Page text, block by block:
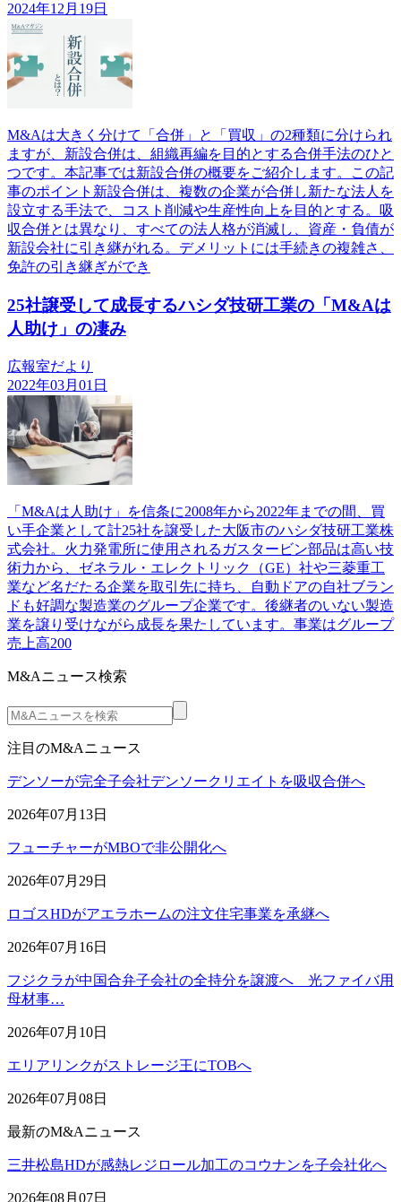
2024年12月19日
M&Aは大きく分けて「合併」と「買収」の2種類に分けられ
ますが、新設合併は、組織再編を目的とする合併手法のひと
つです。本記事では新設合併の概要をご紹介します。この記
事のポイント新設合併は、複数の企業が合併し新たな法人を
設立する手法で、コスト削減や生産性向上を目的とする。吸
収合併とは異なり、すべての法人格が消滅し、資産・負債が
新設会社に引き継がれる。デメリットには手続きの複雑さ、
免許の引き継ぎができ
25社譲受して成長するハシダ技研工業の「M&Aは
人助け」の凄み
広報室だより
2022年03月01日
「M&Aは人助け」を信条に2008年から2022年までの間、買
い手企業として計25社を譲受した大阪市のハシダ技研工業株
式会社。火力発電所に使用されるガスタービン部品は高い技
術力から、ゼネラル・エレクトリック（GE）社や三菱重工
業など名だたる企業を取引先に持ち、自動ドアの自社ブラン
ドも好調な製造業のグループ企業です。後継者のいない製造
業を譲り受けながら成長を果たしています。事業はグループ
売上高200
M&Aニュース検索
注目のM&Aニュース
デンソーが完全子会社デンソークリエイトを吸収合併へ
2026年07月13日
フューチャーがMBOで非公開化へ
2026年07月29日
ロゴスHDがアエラホームの注文住宅事業を承継へ
2026年07月16日
フジクラが中国合弁子会社の全持分を譲渡へ 光ファイバ用
母材事…
2026年07月10日
エリアリンクがストレージ王にTOBへ
2026年07月08日
最新のM&Aニュース
三井松島HDが感熱レジロール加工のコウナンを子会社化へ
2026年08月07日